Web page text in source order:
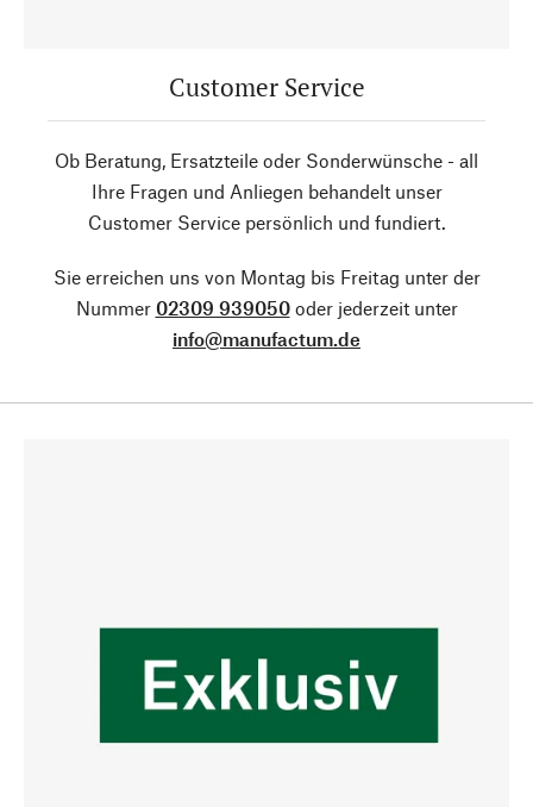
Customer Service
Ob Beratung, Ersatzteile oder Sonderwünsche - all
Ihre Fragen und Anliegen behandelt unser
Customer Service persönlich und fundiert.
Sie erreichen uns von Montag bis Freitag unter der
Nummer 02309 939050oder jederzeit unter
info@manufactum.de